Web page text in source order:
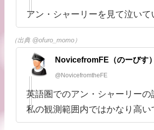
アン・シャーリーを見て泣いて
（出典 @ofuro_momo）
NovicefromFE（のーびす）
@NovicefromtheFE
英語圏でのアン・シャーリーの
私の観測範囲内ではかなり高い